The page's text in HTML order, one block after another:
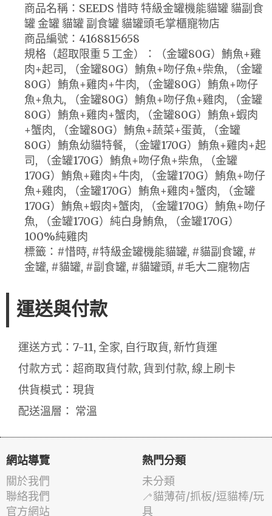
商品名稱：SEEDS 惜時 特級金罐機能貓罐 貓副食
罐 金罐 貓罐 副食罐 貓罐頭毛掌櫃寵物店
商品編號：4168815658
規格（超取限重５工金）：（金罐80G）鮪魚+雞
肉+起司, （金罐80G）鮪魚+吻仔魚+柴魚, （金罐
80G）鮪魚+雞肉+牛肉, （金罐80G）鮪魚+吻仔
魚+魚丸, （金罐80G）鮪魚+吻仔魚+雞肉, （金罐
80G）鮪魚+雞肉+蟹肉, （金罐80G）鮪魚+蝦肉
+蟹肉, （金罐80G）鮪魚+蔬菜+蛋黃, （金罐
80G）鮪魚幼貓特餐, （金罐170G）鮪魚+雞肉+起
司, （金罐170G）鮪魚+吻仔魚+柴魚, （金罐
170G）鮪魚+雞肉+牛肉, （金罐170G）鮪魚+吻仔
魚+雞肉, （金罐170G）鮪魚+雞肉+蟹肉, （金罐
170G）鮪魚+蝦肉+蟹肉, （金罐170G）鮪魚+吻仔
魚, （金罐170G）純白身鮪魚, （金罐170G）
100%純雞肉
標籤：#惜時, #特級金罐機能貓罐, #貓副食罐, #
金罐, #貓罐, #副食罐, #貓罐頭, #毛大二寵物店
運送與付款
運送方式：7-11, 全家, 自行取貨, 新竹貨運
付款方式：超商取貨付款, 貨到付款, 線上刷卡
供貨模式：現貨
配送溫層： 常溫
網站導覽
關於我們
聯絡我們
官方網站
熱門分類
未分類
🦯貓薄荷/抓板/逗貓棒/玩
具